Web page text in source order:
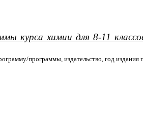
курса химии для 8-11
программы, издательство, год издания